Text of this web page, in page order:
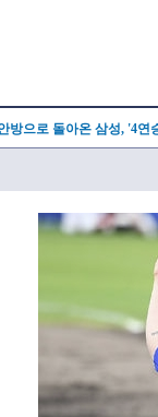
방으로 돌아온 삼성, '4